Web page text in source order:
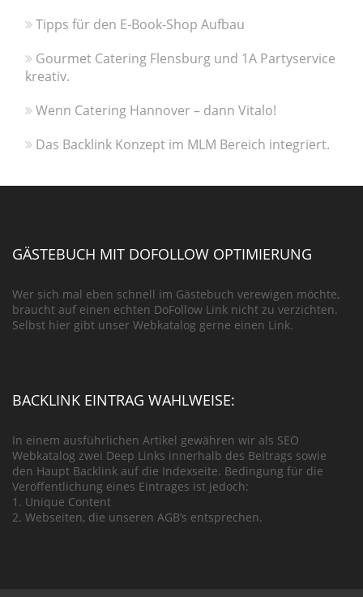
Tipps für den E-Book-Shop Aufbau
Gourmet Catering Flensburg und 1A Partyservice
kreativ.
Wenn Catering Hannover – dann Vitalo!
Das Backlink Konzept im MLM Bereich integriert.
GÄSTEBUCH MIT DOFOLLOW OPTIMIERUNG
Wer sich mal eben schnell im Gästebuch verewigen möchte,
braucht auf einen echten DoFollow Link nicht zu verzichten.
Selbst hier gibt unser Webkatalog gerne einen Link.
BACKLINK EINTRAG WAHLWEISE:
In einem ausführlichen Artikel gewähren wir als SEO
Webkatalog zwei Deep Links innerhalb des Beitrags sowie
den Haupt Backlink auf die Indexseite. Bedingung für die
Veröffentlichung eines Eintrages ist jedoch:
1. Unique Content
2. Webseiten, die unseren AGB’s entsprechen.